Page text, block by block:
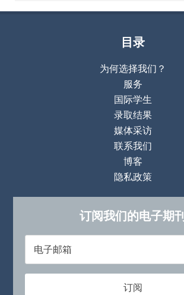
目录
为何选择我们？
服务
国际学生
录取结果
媒体采访
联系我们
博客
隐私政策
订阅我们的电子期刊